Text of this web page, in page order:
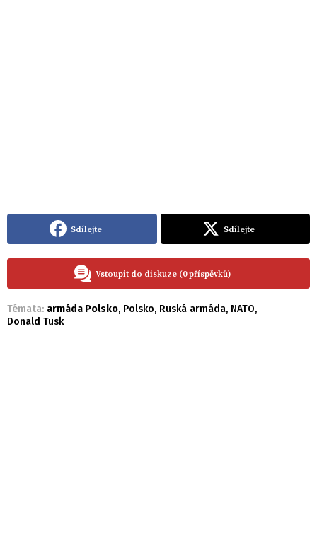
Sdílejte Sdílejte
Vstoupit do diskuze (0 příspěvků)
Témata: armáda Polsko, Polsko, Ruská armáda, NATO,
Donald Tusk